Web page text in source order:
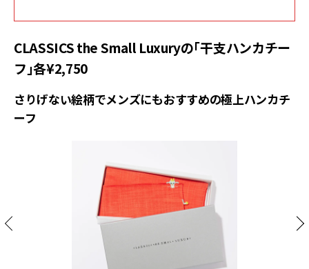
CLASSICS the Small Luxuryの「干支ハンカチー
フ」各¥2,750
さりげない絵柄でメンズにもおすすめの極上ハンカチ
ーフ